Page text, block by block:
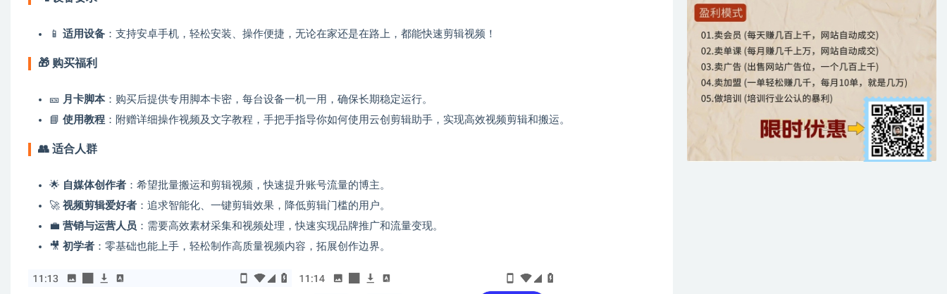
📱 适用设备 ：支持安卓手机，轻松安装、操作便捷，无论在家还是在路上，都能快速剪辑视频！
🎁 购买福利
🎫 月卡脚本：购买后提供专用脚本卡密，每台设备一机一用，确保长期稳定运行。
📘 使用教程 ：附赠详细操作视频及文字教程，手把手指导你如何使用云创剪辑助手，实现高效视频剪辑和搬运。
👥 适合人群
🌟 自媒体创作者 ：希望批量搬运和剪辑视频，快速提升账号流量的博主。
🚀 视频剪辑爱好者 ：追求智能化、一键剪辑效果，降低剪辑门槛的用户。
💼 营销与运营人员 ：需要高效素材采集和视频处理，快速实现品牌推广和流量变现。
🎥 初学者 ：零基础也能上手，轻松制作高质量视频内容，拓展创作边界。